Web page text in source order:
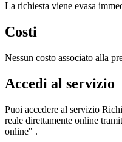
La richiesta viene evasa
Costi
Nessun costo associato alla
Accedi al servizio
Puoi accedere al servizio
reale direttamente online
online" .